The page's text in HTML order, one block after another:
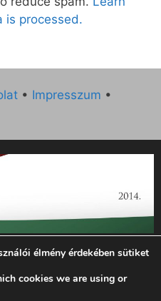
is processed.
• Impresszum •
2014. évi működésének
14-P-0121 sz. támogatási
Ft összegben támogatta az
Minisztériuma.”
élmény érdekében sütiket
cookies we are using or